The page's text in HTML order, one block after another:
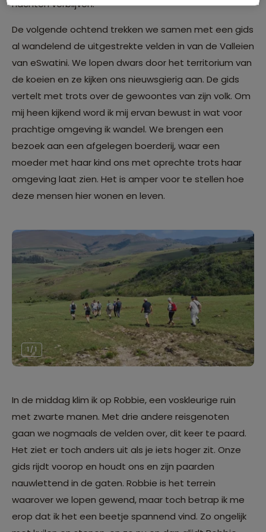
nachten verblijven.
De volgende ochtend trekken we samen met een gids
al wandelend de uitgestrekte velden in van de Valleien
van eSwatini. We lopen dwars door het territorium van
de koeien en ze kijken ons nieuwsgierig aan. De gids
vertelt met trots over de gewoontes van zijn volk. Om
mij heen kijkend word ik mij ervan bewust in wat voor
prachtige omgeving ik wandel. We brengen een
bezoek aan een afgelegen boerderij, waar een
moeder met haar kind ons met oprechte trots haar
omgeving laat zien. Het is amper voor te stellen hoe
deze mensen hier wonen en leven.
1 / 1
In de middag klim ik op Robbie, een voskleurige ruin
met zwarte manen. Met drie andere reisgenoten
gaan we nogmaals de velden over, dit keer te paard.
Het ziet er toch anders uit als je iets hoger zit. Onze
gids rijdt voorop en houdt ons en zijn paarden
nauwlettend in de gaten. Robbie is het terrein
waarover we lopen gewend, maar toch betrap ik me
erop dat ik het een beetje spannend vind. Zo ongelijk